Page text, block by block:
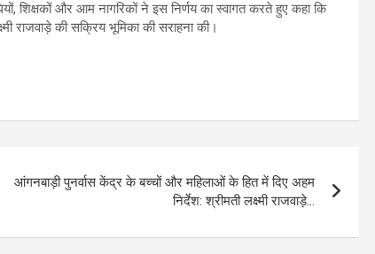
शिक्षकों और आम नागरिकों ने इस निर्णय का स्वागत करते हुए कहा कि
राजवाड़े की सक्रिय भूमिका की सराहना की।
आंगनबाड़ी पुनर्वास केंद्र के बच्चों और महिलाओं के हित में दिए अहम
निर्देश: श्रीमती लक्ष्मी राजवाड़े…